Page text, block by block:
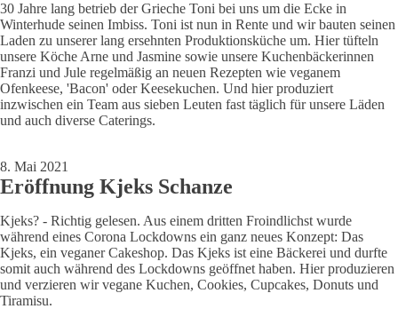
30 Jahre lang betrieb der Grieche Toni bei uns um die Ecke in
Winterhude seinen Imbiss. Toni ist nun in Rente und wir bauten seinen
Laden zu unserer lang ersehnten Produktionsküche um. Hier tüfteln
unsere Köche Arne und Jasmine sowie unsere Kuchenbäckerinnen
Franzi und Jule regelmäßig an neuen Rezepten wie veganem
Ofenkeese, 'Bacon' oder Keesekuchen. Und hier produziert
inzwischen ein Team aus sieben Leuten fast täglich für unsere Läden
und auch diverse Caterings.
8. Mai 2021
Eröffnung Kjeks Schanze
Kjeks? - Richtig gelesen. Aus einem dritten Froindlichst wurde
während eines Corona Lockdowns ein ganz neues Konzept: Das
Kjeks, ein veganer Cakeshop. Das Kjeks ist eine Bäckerei und durfte
somit auch während des Lockdowns geöffnet haben. Hier produzieren
und verzieren wir vegane Kuchen, Cookies, Cupcakes, Donuts und
Tiramisu.